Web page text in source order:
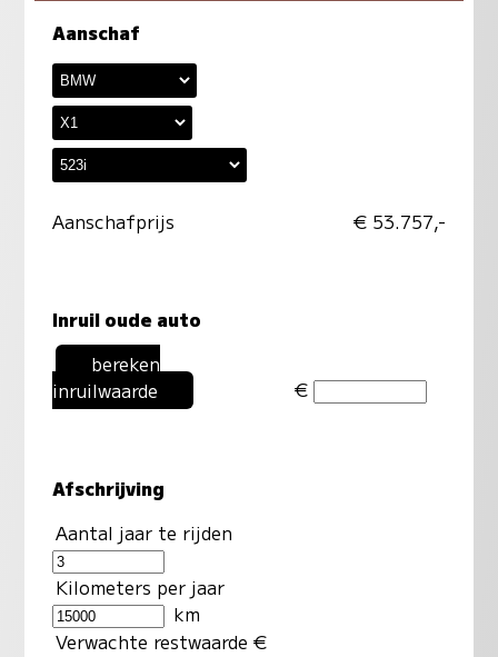
Aanschaf
Aanschafprijs € 53.757,-
Inruil oude auto
bereken
inruilwaarde
€
Afschrijving
Aantal jaar te rijden
Kilometers per jaar
km
Verwachte restwaarde €